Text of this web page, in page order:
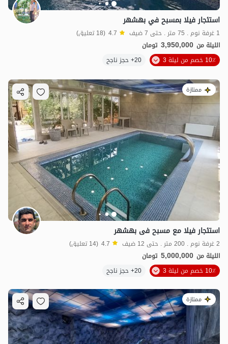
استئجار فيلا بمسبح في بهشهر
1 غرفة نوم . 75 متر . حتى 7 ضيف 4.7 (18 تعليق)
الليلة من 3,950,000 تومان
10٪ خصم من ليلة 3
20+ حجز ناجح
ممتازة
استئجار فیلا مع مسبح فی بهشهر
2 غرفة نوم . 200 متر . حتى 12 ضيف 4.7 (14 تعليق)
الليلة من 5,000,000 تومان
10٪ خصم من ليلة 3
20+ حجز ناجح
ممتازة